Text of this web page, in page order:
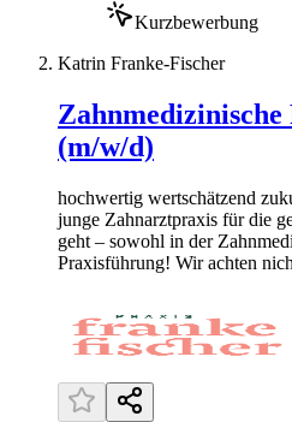
Kurzbewerbung
Katrin Franke-Fischer
Zahnmedizinische
(m/w/d)
hochwertig wertschätzend
junge Zahnarztpraxis für die
geht – sowohl in der
Praxisführung! Wir achten